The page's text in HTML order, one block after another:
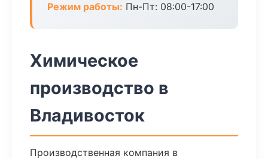
Режим работы: Пн-Пт: 08:00-17:00
Химическое
производство в
Владивосток
Производственная компания в